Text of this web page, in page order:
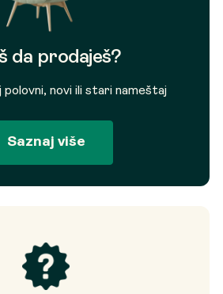
da prodaješ?
polovni, novi ili stari nameštaj
Saznaj više